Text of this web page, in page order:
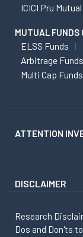
ICICI Pru
MUTUAL FUNDS
ELSS Funds
Arbitrage Funds
Multi Cap Funds
ATTENTION
DISCLAIMER
Research
Dos and Don'ts